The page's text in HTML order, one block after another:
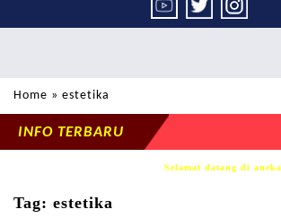
Home » estetika
INFO TERBARU
Selamat datang di
Tag: estetika